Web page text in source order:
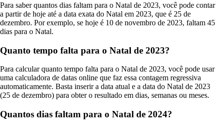
Para saber quantos dias faltam para o Natal de 2023, você pode contar
a partir de hoje até a data exata do Natal em 2023, que é 25 de
dezembro. Por exemplo, se hoje é 10 de novembro de 2023, faltam 45
dias para o Natal.
Quanto tempo falta para o Natal de 2023?
Para calcular quanto tempo falta para o Natal de 2023, você pode usar
uma calculadora de datas online que faz essa contagem regressiva
automaticamente. Basta inserir a data atual e a data do Natal de 2023
(25 de dezembro) para obter o resultado em dias, semanas ou meses.
Quantos dias faltam para o Natal de 2024?